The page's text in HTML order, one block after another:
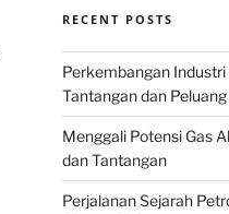
RECENT POSTS
Perkembangan
Tantangan dan Peluang
Menggali Potensi Gas
dan Tantangan
Perjalanan Sejarah